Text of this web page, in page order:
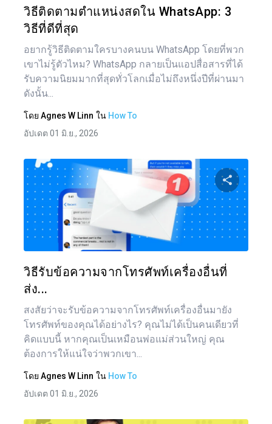
วิธีติดตามตำแหน่งสดใน WhatsApp: 3
วิธีที่ดีที่สุด
อยากรู้วิธีติดตามใครบางคนบน WhatsApp โดยที่พวก
เขาไม่รู้ตัวไหม? WhatsApp กลายเป็นแอปสื่อสารที่ได้
รับความนิยมมากที่สุดทั่วโลกเมื่อไม่ถึงหนึ่งปีที่ผ่านมา
ดังนั้น...
โดย Agnes W Linn ใน How To
อัปเดต 01 มิ.ย., 2026
แบ่งปั
วิธีรับข้อความจากโทรศัพท์เครื่องอื่นที่
ส่ง...
สงสัยว่าจะรับข้อความจากโทรศัพท์เครื่องอื่นมายัง
โทรศัพท์ของคุณได้อย่างไร? คุณไม่ได้เป็นคนเดียวที่
คิดแบบนี้ หากคุณเป็นเหมือนพ่อแม่ส่วนใหญ่ คุณ
ต้องการให้แน่ใจว่าพวกเขา...
โดย Agnes W Linn ใน How To
อัปเดต 01 มิ.ย., 2026